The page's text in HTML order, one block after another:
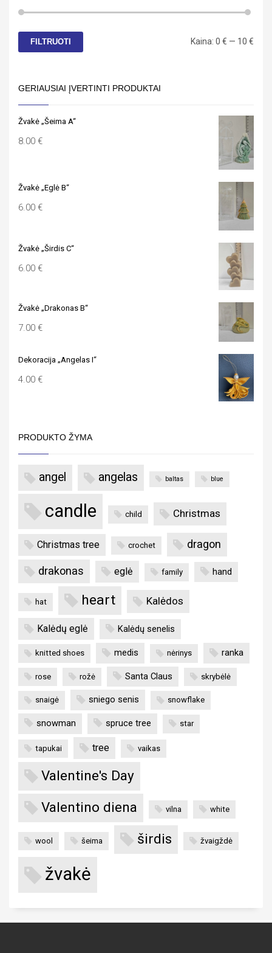
FILTRUOTI Kaina: 0 € — 10 €
GERIAUSIAI ĮVERTINTI PRODUKTAI
Žvakė „Šeima A“
8.00 €
Žvakė „Eglė B“
6.00 €
Žvakė „Širdis C“
6.00 €
Žvakė „Drakonas B“
7.00 €
Dekoracija „Angelas I“
4.00 €
PRODUKTO ŽYMA
angel angelas baltas blue
candle child Christmas
Christmas tree crochet dragon
drakonas eglė family hand
hat heart Kalėdos
Kalėdų eglė Kalėdų senelis
knitted shoes medis nėrinys ranka
rose rožė Santa Claus skrybėlė
snaigė sniego senis snowflake
snowman spruce tree star
tapukai tree vaikas
Valentine's Day
Valentino diena
vilna white
wool šeima širdis žvaigždė
žvakė